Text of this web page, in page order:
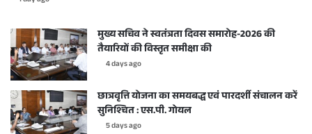
मुख्य सचिव ने स्वतंत्रता दिवस समारोह-2026 की
तैयारियों की विस्तृत समीक्षा की
4 days ago
छात्रवृत्ति योजना का समयबद्ध एवं पारदर्शी संचालन करें
सुनिश्चित : एस.पी. गोयल
5 days ago